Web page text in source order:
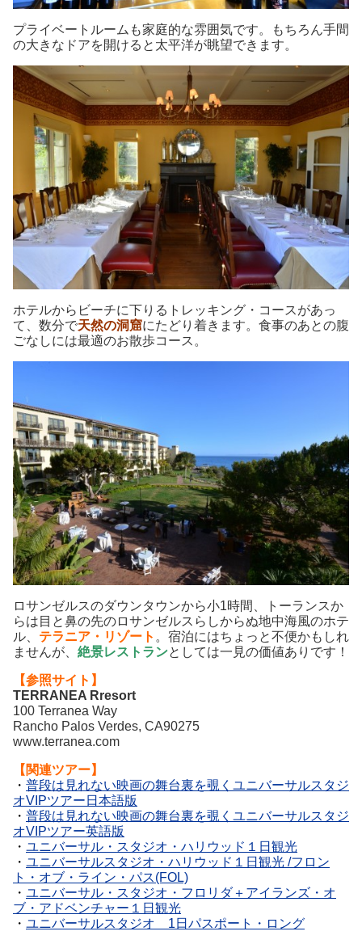
プライベートルームも家庭的な雰囲気です。もちろん手間
の大きなドアを開けると太平洋が眺望できます。
ホテルからビーチに下りるトレッキング・コースがあっ
て、数分で天然の洞窟にたどり着きます。食事のあとの腹
ごなしには最適のお散歩コース。
ロサンゼルスのダウンタウンから小1時間、トーランスか
らは目と鼻の先のロサンゼルスらしからぬ地中海風のホテ
ル、 テラニア・リゾート 。宿泊にはちょっと不便かもしれ
ませんが、 絶景レストランとしては一見の価値ありです！
【参照サイト】
TERRANEA Rresort
100 Terranea Way
Rancho Palos Verdes, CA90275
www.terranea.com
【 関連ツアー】
・ 普段は見れない映画の舞台裏を覗くユニバーサルスタジ
オVIPツアー日本語版
・ 普段は見れない映画の舞台裏を覗くユニバーサルスタジ
オVIPツアー英語版
・ ユニバーサル・スタジオ・ハリウッド１日観光
・ ユニバーサルスタジオ・ハリウッド１日観光 /フロン
ト・オブ・ライン・パス(FOL)
・ ユニバーサル・スタジオ・フロリダ＋アイランズ・オ
ブ・アドベンチャー１日観光
・ ユニバーサルスタジオ 1日パスポート・ロング